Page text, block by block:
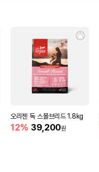
오리젠 독 스몰브리드 1.8kg
12% 39,200원